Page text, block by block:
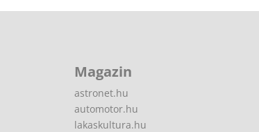
Magazin
astronet.hu
automotor.hu
lakaskultura.hu